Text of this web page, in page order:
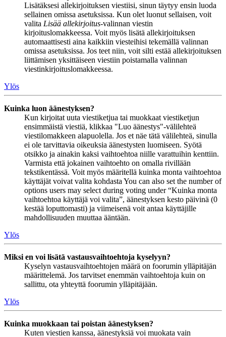
Lisätäksesi allekirjoituksen viestiisi, sinun täytyy ensin luoda
sellainen omissa asetuksissa. Kun olet luonut sellaisen, voit
valita Lisää allekirjoitus-valinnan viestin
kirjoituslomakkeessa. Voit myös lisätä allekirjoituksen
automaattisesti aina kaikkiin viesteihisi tekemällä valinnan
omissa asetuksissa. Jos teet niin, voit silti estää allekirjoituksen
liittämisen yksittäiseen viestiin poistamalla valinnan
viestinkirjoituslomakkeessa.
Ylös
Kuinka luon äänestyksen?
Kun kirjoitat uuta viestiketjua tai muokkaat viestiketjun
ensimmäistä viestiä, klikkaa "Luo äänestys"-välilehteä
viestilomakkeen alapuolella. Jos et näe tätä välilehteä, sinulla
ei ole tarvittavia oikeuksia äänestysten luomiseen. Syötä
otsikko ja ainakin kaksi vaihtoehtoa niille varattuihin kenttiin.
Varmista että jokainen vaihtoehto on omalla rivillään
tekstikentässä. Voit myös määritellä kuinka monta vaihtoehtoa
käyttäjät voivat valita kohdasta You can also set the number of
options users may select during voting under “Kuinka monta
vaihtoehtoa käyttäjä voi valita”, äänestyksen kesto päivinä (0
kestää loputtomasti) ja viimeisenä voit antaa käyttäjille
mahdollisuuden muuttaa ääntään.
Ylös
Miksi en voi lisätä vastausvaihtoehtoja kyselyyn?
Kyselyn vastausvaihtoehtojen määrä on foorumin ylläpitäjän
määrittelemä. Jos tarvitset enemmän vaihtoehtoja kuin on
sallittu, ota yhteyttä foorumin ylläpitäjään.
Ylös
Kuinka muokkaan tai poistan äänestyksen?
Kuten viestien kanssa, äänestyksiä voi muokata vain